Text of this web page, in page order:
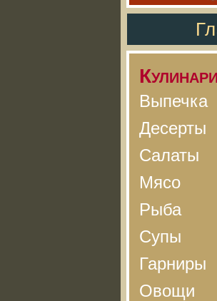
Выпечка
Десерты
Салаты
Мясо
Рыба
Супы
Гарниры
Овощи